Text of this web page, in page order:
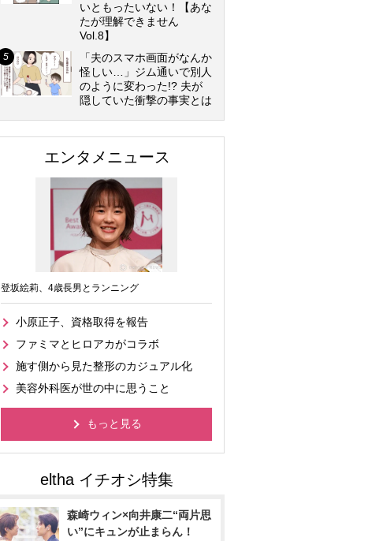
いともったいない！【あな
たが理解できません
Vol.8】
「夫のスマホ画面がなんか
怪しい…」ジム通いで別人
のように変わった!? 夫が
隠していた衝撃の事実とは
エンタメニュース
登坂絵莉、4歳長男とランニング
小原正子、資格取得を報告
ファミマとヒロアカがコラボ
施す側から見た整形のカジュアル化
美容外科医が世の中に思うこと
もっと見る
森崎ウィン×向井康二“両片思
い”にキュンが止まらん！